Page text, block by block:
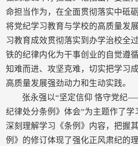
命担当作为，在全面贯彻落实中砥
将党纪学习教育与学校的高质量发
习教育成效贯彻落实到办学治校全
铁的纪律内化为干事创业的自觉遵
知难而进、攻坚克难，切实把学习
高质量发展强劲动力和生动实践。
张永强以“坚定信仰 恪守党纪
纪律处分条例》体会”为主题作了学
深刻理解学习《条例》内容，把握
例》的修订体现了强化正风肃纪的